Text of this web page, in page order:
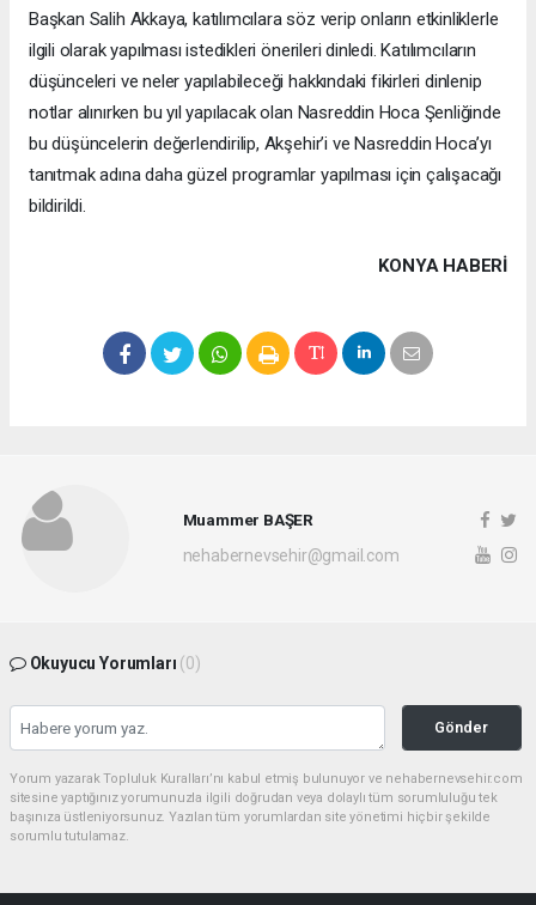
Başkan Salih Akkaya, katılımcılara söz verip onların etkinliklerle
ilgili olarak yapılması istedikleri önerileri dinledi. Katılımcıların
düşünceleri ve neler yapılabileceği hakkındaki fikirleri dinlenip
notlar alınırken bu yıl yapılacak olan Nasreddin Hoca Şenliğinde
bu düşüncelerin değerlendirilip, Akşehir’i ve Nasreddin Hoca’yı
tanıtmak adına daha güzel programlar yapılması için çalışacağı
bildirildi.
KONYA HABERİ
Muammer BAŞER
nehabernevsehir@gmail.com
Okuyucu Yorumları (0)
Gönder
Yorum yazarak Topluluk Kuralları’nı kabul etmiş bulunuyor ve nehabernevsehir.com
sitesine yaptığınız yorumunuzla ilgili doğrudan veya dolaylı tüm sorumluluğu tek
başınıza üstleniyorsunuz. Yazılan tüm yorumlardan site yönetimi hiçbir şekilde
sorumlu tutulamaz.